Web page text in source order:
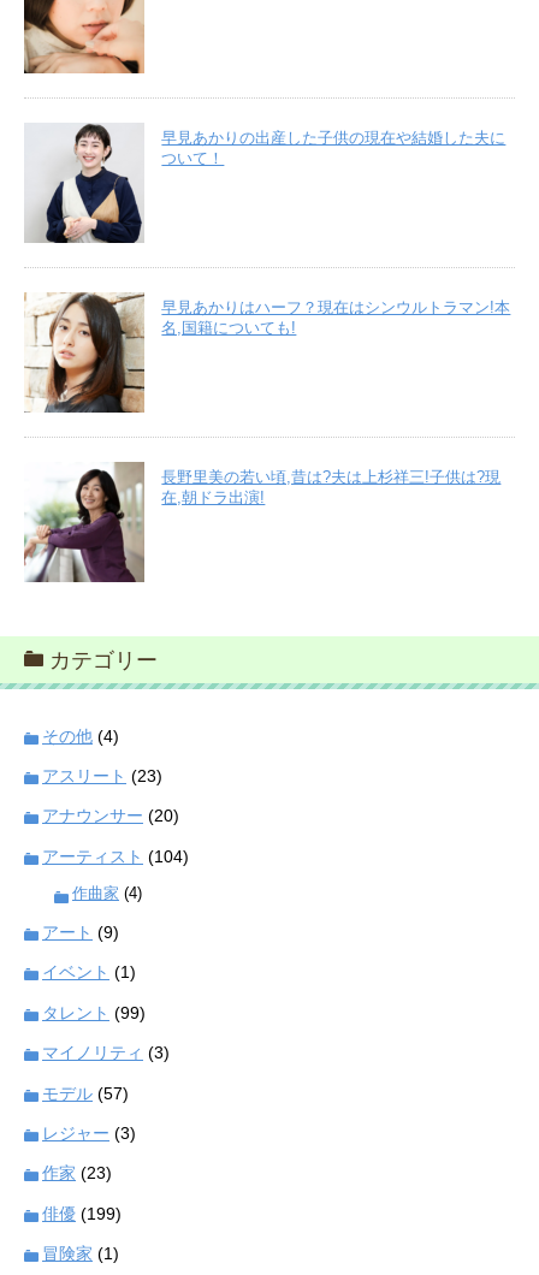
早見あかりの出産した子供の現在や結婚した夫に
ついて！
早見あかりはハーフ？現在はシンウルトラマン!本
名,国籍についても!
長野里美の若い頃,昔は?夫は上杉祥三!子供は?現
在,朝ドラ出演!
カテゴリー
その他 (4)
アスリート (23)
アナウンサー (20)
アーティスト (104)
作曲家 (4)
アート (9)
イベント (1)
タレント (99)
マイノリティ (3)
モデル (57)
レジャー (3)
作家 (23)
俳優 (199)
冒険家 (1)